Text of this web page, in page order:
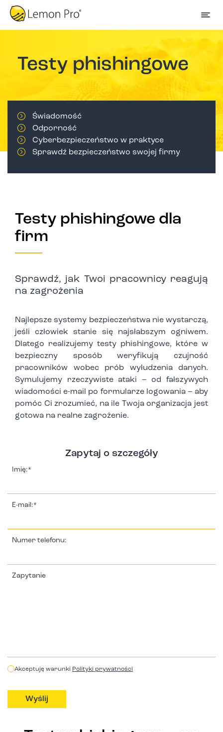
Testy phishingowe
Świadomość
Odporność
Cyberbezpieczeństwo w praktyce
Sprawdź bezpieczeństwo swojej firmy
Testy phishingowe dla
firm
Sprawdź, jak Twoi pracownicy reagują
na zagrożenia
Najlepsze systemy bezpieczeństwa nie wystarczą,
jeśli człowiek stanie się najsłabszym ogniwem.
Dlatego realizujemy testy phishingowe, które w
bezpieczny sposób weryfikują czujność
pracowników wobec prób wyłudzenia danych.
Symulujemy rzeczywiste ataki – od fałszywych
wiadomości e-mail po formularze logowania – aby
pomóc Ci zrozumieć, na ile Twoja organizacja jest
gotowa na realne zagrożenie.
Zapytaj o szczegóły
Imię:*
E-mail:*
Numer telefonu:
Zapytanie
Akceptuję warunki Polityki prywatności